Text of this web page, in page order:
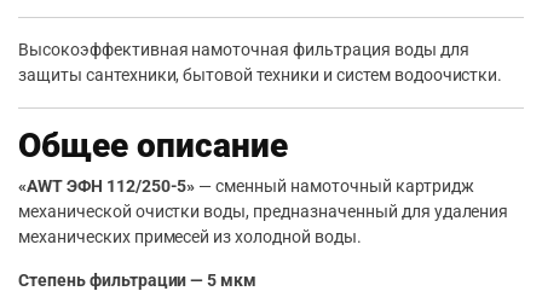
Высокоэффективная намоточная фильтрация воды для
защиты сантехники, бытовой техники и систем водоочистки.
Общее описание
«AWT ЭФН 112/250-5» — сменный намоточный картридж
механической очистки воды, предназначенный для удаления
механических примесей из холодной воды.
Степень фильтрации — 5 мкм